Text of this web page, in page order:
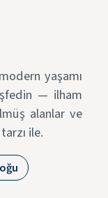
yaşamı
— ilham
alanlar ve
ile.